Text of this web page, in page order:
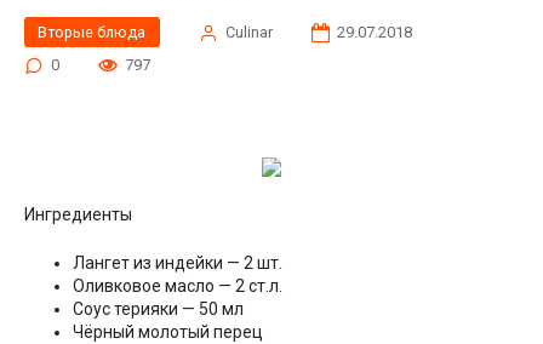
Вторые блюда Сulinar
29.07.2018
0
797
Ингредиенты
Лангет из индейки — 2 шт.
Оливковое масло — 2 ст.л.
Соус терияки — 50 мл
Чёрный молотый перец